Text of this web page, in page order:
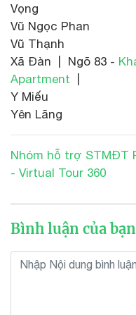
Vọng
Vũ Ngọc Phan
Vũ Thạnh
Xã Đàn | Ngõ 83 -
Apartment
Y Miếu
Yên Lãng
Nhóm hỗ trợ STMĐT
- Virtual Tour 360
Bình luận của bạn